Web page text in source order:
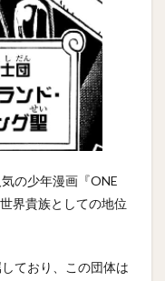
の少年漫画『ONE
界貴族としての地位
ており、この団体は